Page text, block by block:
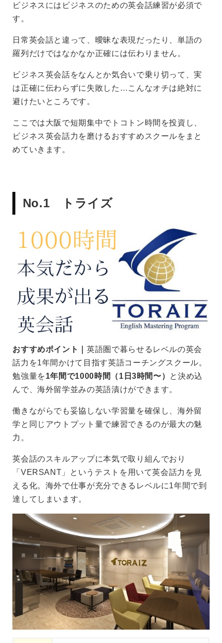
ビジネスにはビジネスのための英会話練習が必須で
す。
日常英会話と違って、曖昧な表現だったり、単語の
羅列だけではなかなか正確には伝わりません。
ビジネス英会話をなんとか気合いで乗り切って、実
は正確に伝わらずに失敗した…こんなオチは絶対に
避けたいところです。
ここでは大阪で短期集中でトコトン時間を投資し、
ビジネス英会話力を磨けるおすすめスクールをまと
めていきます。
No.1 トライズ
おすすめポイント｜英語圏で暮らせるレベルの英会
話力を1年間かけて目指す英語コーチングスクール。
勉強量を1年間で1000時間（1日3時間〜） と決め込
んで、海外留学並みの英語漬けができます。
働きながらでも妥協しない学習量を確保し、海外留
学と同じアウトプット量で練習できるのが最大の魅
力。
英会話のスキルアップに本気で取り組んでおり
「VERSANT」というテストを用いて英会話力を見
える化。海外で仕事が充分できるレベルに1年間で到
達してしまいます。